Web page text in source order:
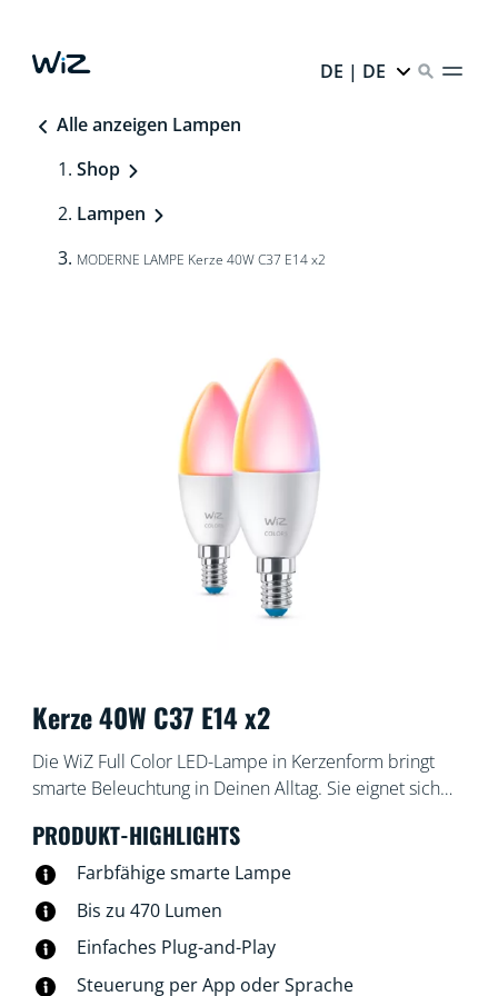
DE | DE
Alle anzeigen Lampen
Shop
Lampen
MODERNE LAMPE Kerze 40W C37 E14 x2
Kerze 40W C37 E14 x2
Die WiZ Full Color LED-Lampe in Kerzenform bringt
smarte Beleuchtung in Deinen Alltag. Sie eignet sich
mittleren Größe E14. Schaffe die von Dir gewünschte
Atmosphäre mit 16 Millionen Farben oder einem
zum Ein- und Ausschalten des Lichts für Deine
täglichen oder wöchentlichen Aktivitäten einrichten,
oder das Licht mit Deinem Smartphone oder Deiner
PRODUKT-HIGHLIGHTS
Farbfähige smarte Lampe
Bis zu 470 Lumen
Einfaches Plug-and-Play
Steuerung per App oder Sprache